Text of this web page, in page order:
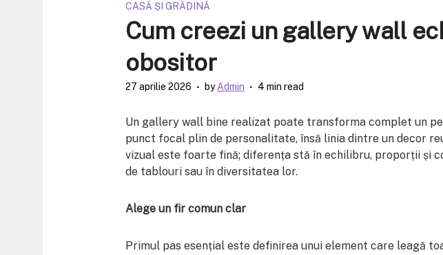
CASĂ ȘI GRĂDINĂ
Cum creezi un gallery wall
obositor
27 aprilie 2026 byAdmin 4 min read
Un gallery wall bine realizat poate transforma complet un
punct focal plin de personalitate, însă linia dintre un decor
vizual este foarte fină; diferența stă în echilibru, proporții și
de tablouri sau în diversitatea lor.
Alege un fir comun clar
Primul pas esențial este definirea unui element care leagă